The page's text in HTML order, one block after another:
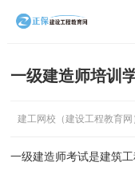
一级建造师培训
建工网校（建设工程教育网
一级建造师考试是建筑